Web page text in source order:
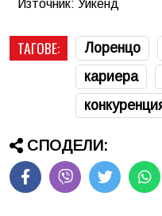
Източник: Уикенд
ТАГОВЕ: Лоренцо
кариера
СПОДЕЛИ: